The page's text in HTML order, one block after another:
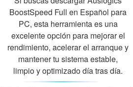
BoostSpeed Full en Español para
PC, esta herramienta es una
excelente opción para mejorar el
rendimiento, acelerar el arranque y
mantener tu sistema estable,
limpio y optimizado día tras día.